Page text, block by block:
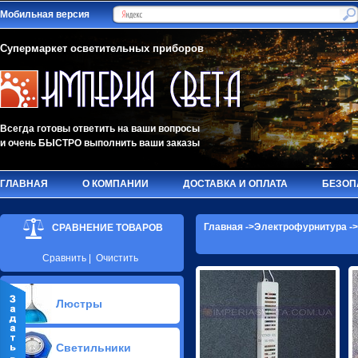
Мобильная версия
Супермаркет осветительных приборов
Всегда готовы ответить на ваши вопросы
и очень БЫСТРО выполнить ваши заказы
ГЛАВНАЯ О КОМПАНИИ ДОСТАВКА И ОПЛАТА
Главная ->Электрофурнитура -
СРАВНЕНИЕ ТОВАРОВ
Сравнить Очистить
Люстры
Припотолочные люстры(622)
Потолочные люстры Led(66)
Светильники